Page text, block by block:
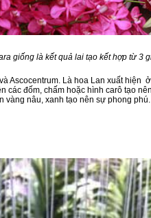
giống là kết quả lai tạo kết hợp từ 3
Ascocentrum. Là hoa Lan xuất hiện
đốm, chấm hoặc hình carô tạo
vàng nâu, xanh tạo nên sự phong phú.